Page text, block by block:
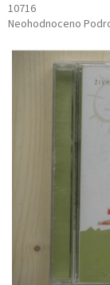
10716
Průměrné
produktu
Neohodnoceno